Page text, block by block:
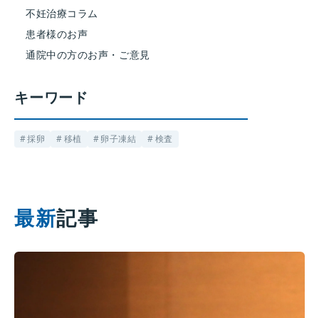
最新記事
不妊治療コラム
患者様のお声
通院中の方のお声・ご意見
キーワード
採卵 移植 卵子凍結 検査